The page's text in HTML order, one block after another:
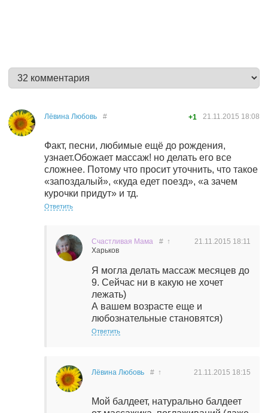
Лёвина Любовь 21.11.2015 18:08
# +1
Факт, песни, любимые ещё до рождения,
узнает.Обожает массаж! но делать его все
сложнее. Потому что просит уточнить, что такое
«запоздалый», «куда едет поезд», «а зачем
курочки придут» и тд.
Ответить
Счастливая Мама
Харьков
21.11.2015 18:11
# ↑
Я могла делать массаж месяцев до
9. Сейчас ни в какую не хочет
лежать)
А вашем возрасте еще и
любознательные становятся)
Ответить
Лёвина Любовь 21.11.2015 18:15
# ↑
Мой балдеет, натурально балдеет